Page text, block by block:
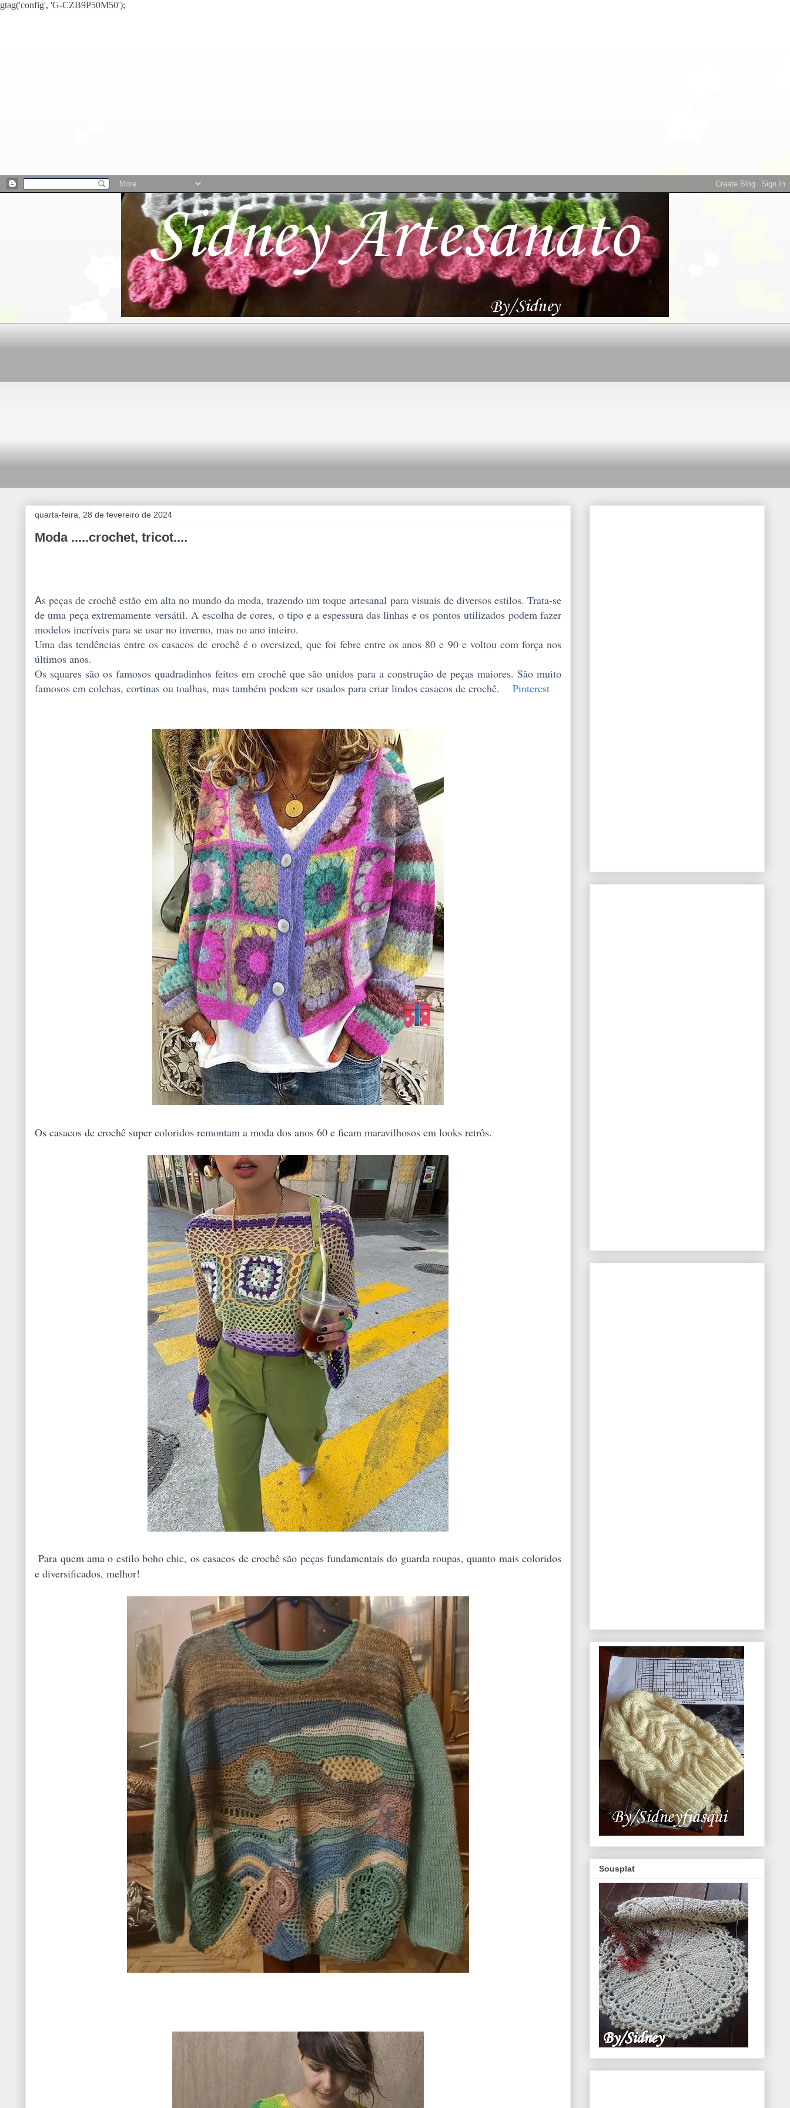
gtag('config', 'G-CZB9P50M50');
quarta-feira, 28 de fevereiro de 2024
Moda .....crochet, tricot....
As peças de crochê estão em alta no mundo da moda, trazendo um toque artesanal para visuais de diversos estilos. Trata-se
de uma peça extremamente versátil. A escolha de cores, o tipo e a espessura das linhas e os pontos utilizados podem fazer
modelos incríveis para se usar no inverno, mas no ano inteiro.
Uma das tendências entre os casacos de crochê é o oversized, que foi febre entre os anos 80 e 90 e voltou com força nos
últimos anos.
Os squares são os famosos quadradinhos feitos em crochê que são unidos para a construção de peças maiores. São muito
famosos em colchas, cortinas ou toalhas, mas também podem ser usados para criar lindos casacos de crochê. Pinterest
Os casacos de crochê super coloridos remontam a moda dos anos 60 e ficam maravilhosos em looks retrôs.
Para quem ama o estilo boho chic, os casacos de crochê são peças fundamentais do guarda roupas, quanto mais coloridos
e diversificados, melhor!
Sousplat